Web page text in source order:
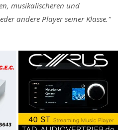
musikalischeren und
andere Player seiner Klasse.“